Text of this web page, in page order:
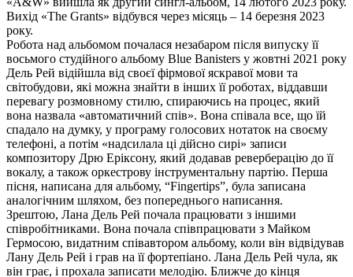
Вихід «The Grants» відбувся через місяць – 14 березня 2023
року.
Робота над альбомом почалася незабаром після випуску її
восьмого студійного альбому Blue Banisters у жовтні 2021 року
Дель Рей відійшла від своєї фірмової яскравої мови та
світобудови, які можна знайти в інших її роботах, віддавши
перевагу розмовному стилю, спираючись на процес, який
вона назвала «автоматичний спів». Вона співала все, що їй
спадало на думку, у програму голосових нотаток на своєму
телефоні, а потім «надсилала ці дійсно сирі» записи
композитору Дрю Еріксону, який додавав реверберацію до її
вокалу, а також оркестрову інструментальну партію. Перша
пісня, написана для альбому, “Fingertips”, була записана
аналогічним шляхом, без попереднього написання.
Зрештою, Лана Дель Рей почала працювати з іншими
співробітниками. Вона почала співпрацювати з Майком
Гермосою, видатним співавтором альбому, коли він відвідував
Лану Дель Рей і грав на її фортепіано. Лана Дель Рей чула, як
він грає, і прохала записати мелодію. Ближче до кінця